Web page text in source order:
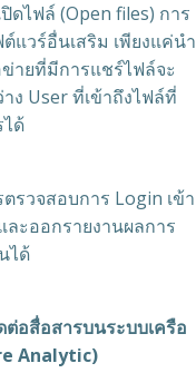
ดไฟล์ (Open files) การ
แวร์อื่นเสริม เพียงแค่นำ
ายที่มีการแชร์ไฟล์จะ
ง User ที่เข้าถึงไฟล์ที่
ด้
รวจสอบการ Login เข้า
ะออกรายงานผลการ
ได้
ต่อสื่อสารบนระบบเครือ
Analytic)